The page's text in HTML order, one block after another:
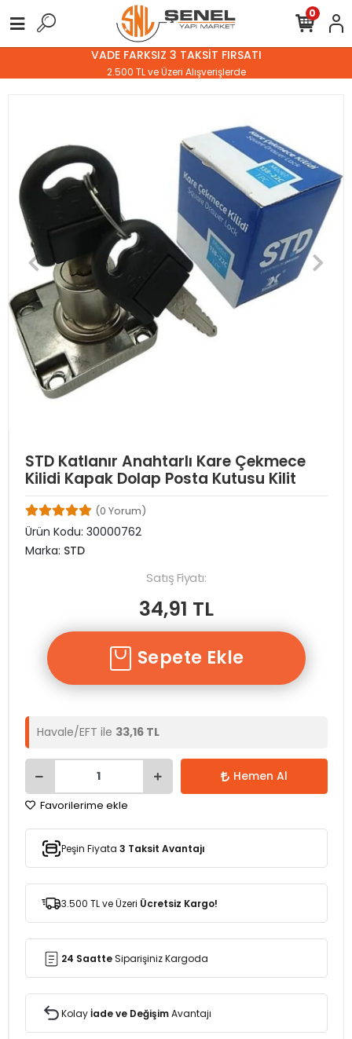
VADE FARKSIZ 3 TAKSİT FIRSATI
2.500 TL ve Üzeri Alışverişlerde
0
STD Katlanır Anahtarlı Kare Çekmece
Kilidi Kapak Dolap Posta Kutusu Kilit
(0 Yorum)
Ürün Kodu: 30000762
Marka: STD
Satış Fiyatı:
34,91 TL
Sepete Ekle
Havale/EFT ile 33,16 TL
Hemen Al
Favorilerime ekle
Peşin Fiyata 3 Taksit Avantajı
3.500 TL ve Üzeri Ücretsiz Kargo!
24 SaatteSiparişiniz Kargoda
Kolayİade ve DeğişimAvantajı